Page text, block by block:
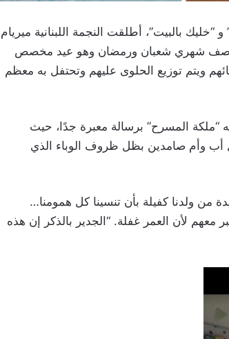
و “خليك بالبيت”، أطلقت النجمة اللبنانية ميريام
شهري شعبان ورمضان وهو عيد مخصص
ويتم توزيع الحلوى عليهم وتحتفل به معظم
“ملكة المسرح” برسالة معبرة جدًا، حيث
أب وأم صامدين بظل ظروف الوباء الذي
من ولدنا كفيلة بأن تنسينا كل همومنا…
معهم لأن العمر غفلة. “الجدير بالذكر إن هذه